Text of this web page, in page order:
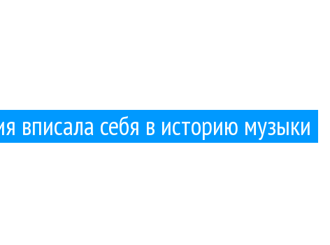
вписала себя в историю музыки